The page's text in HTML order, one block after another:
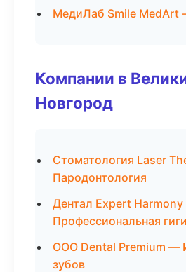
МедиЛаб Smile
Компании в
Новгород
Стоматология Laser
Пародонтология
Дентал Expert
Профессиональная
ООО Dental Premium —
зубов